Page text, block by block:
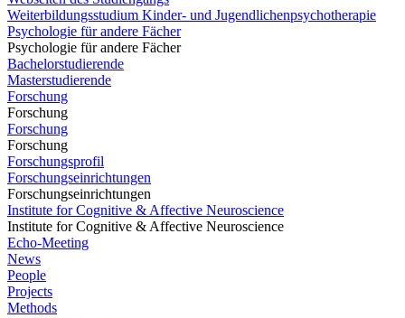
Weiterbildungsstudium Kinder- und Jugendlichenpsychotherapie
Psychologie für andere Fächer
Psychologie für andere Fächer
Bachelorstudierende
Masterstudierende
Forschung
Forschung
Forschung
Forschung
Forschungsprofil
Forschungseinrichtungen
Forschungseinrichtungen
Institute for Cognitive & Affective Neuroscience
Institute for Cognitive & Affective Neuroscience
Echo-Meeting
News
People
Projects
Methods